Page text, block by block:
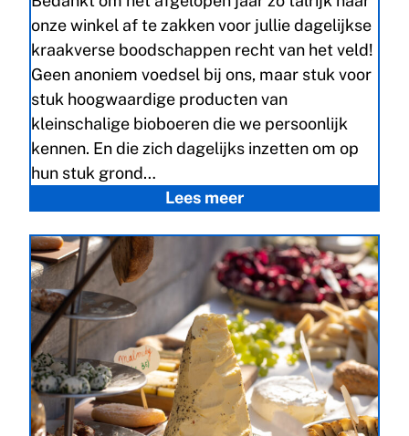
onze winkel af te zakken voor jullie dagelijkse
kraakverse boodschappen recht van het veld!
Geen anoniem voedsel bij ons, maar stuk voor
stuk hoogwaardige producten van
kleinschalige bioboeren die we persoonlijk
kennen. En die zich dagelijks inzetten om op
hun stuk grond…
Lees meer